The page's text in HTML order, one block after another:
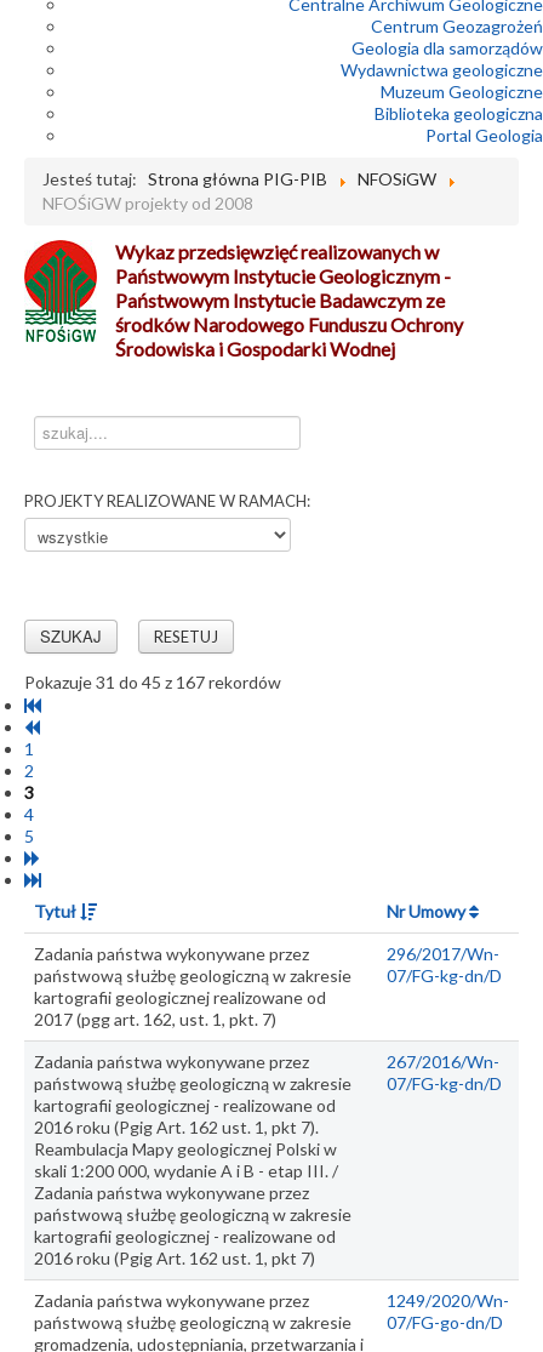
Centralne Archiwum Geologiczne
Centrum Geozagrożeń
Geologia dla samorządów
Wydawnictwa geologiczne
Muzeum Geologiczne
Biblioteka geologiczna
Portal Geologia
Jesteś tutaj: Strona główna PIG-PIB
NFOSiGW
NFOŚiGW projekty od 2008
Wykaz przedsięwzięć realizowanych w
Państwowym Instytucie Geologicznym -
Państwowym Instytucie Badawczym ze
środków Narodowego Funduszu Ochrony
Środowiska i Gospodarki Wodnej
PROJEKTY REALIZOWANE W RAMACH:
RESETUJ
Pokazuje 31 do 45 z 167 rekordów
1
2
3
4
5
Tytuł Nr Umowy
Zadania państwa wykonywane przez
państwową służbę geologiczną w zakresie
kartografii geologicznej realizowane od
2017 (pgg art. 162, ust. 1, pkt. 7)
296/2017/Wn-
07/FG-kg-dn/D
Zadania państwa wykonywane przez
państwową służbę geologiczną w zakresie
kartografii geologicznej - realizowane od
2016 roku (Pgig Art. 162 ust. 1, pkt 7).
Reambulacja Mapy geologicznej Polski w
skali 1:200 000, wydanie A i B - etap III. /
Zadania państwa wykonywane przez
państwową służbę geologiczną w zakresie
kartografii geologicznej - realizowane od
2016 roku (Pgig Art. 162 ust. 1, pkt 7)
267/2016/Wn-
07/FG-kg-dn/D
Zadania państwa wykonywane przez
państwową służbę geologiczną w zakresie
gromadzenia, udostępniania, przetwarzania i
1249/2020/Wn-
07/FG-go-dn/D